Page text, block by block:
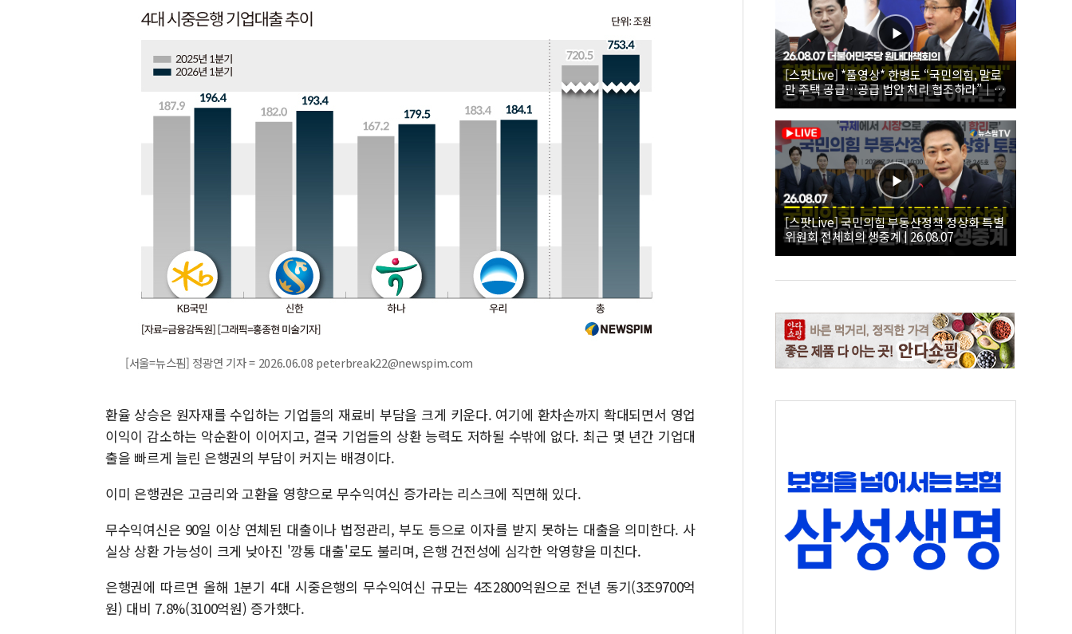
[서울=뉴스핌] 정광연 기자 = 2026.06.08 peterbreak22@newspim.com
환율 상승은 원자재를 수입하는 기업들의 재료비 부담을 크게 키운다. 여기에 환차손까지 확대되면서 영업
이익이 감소하는 악순환이 이어지고, 결국 기업들의 상환 능력도 저하될 수밖에 없다. 최근 몇 년간 기업대
출을 빠르게 늘린 은행권의 부담이 커지는 배경이다.
이미 은행권은 고금리와 고환율 영향으로 무수익여신 증가라는 리스크에 직면해 있다.
무수익여신은 90일 이상 연체된 대출이나 법정관리, 부도 등으로 이자를 받지 못하는 대출을 의미한다. 사
실상 상환 가능성이 크게 낮아진 '깡통 대출'로도 불리며, 은행 건전성에 심각한 악영향을 미친다.
은행권에 따르면 올해 1분기 4대 시중은행의 무수익여신 규모는 4조2800억원으로 전년 동기(3조9700억
원) 대비 7.8%(3100억원) 증가했다.
[스팟Live] *풀영상* 한병도 “국민의힘, 말로
만 주택 공급…공급 법안 처리 협조하라”｜
26.08.07 더불어민주당 원내대책회의
[스팟Live] 국민의힘 부동산정책 정상화 특별
위원회 전체회의 생중계 | 26.08.07